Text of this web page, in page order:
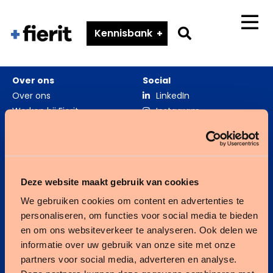
Deze website maakt gebruik van cookies
We gebruiken cookies om content en advertenties te
personaliseren, om functies voor social media te bieden
en om ons websiteverkeer te analyseren. Ook delen we
informatie over uw gebruik van onze site met onze
partners voor social media, adverteren en analyse.
Méér
een
Kennisbank
Go
search
page
Over ons
Over ons
Werken bij Fierit
Social
LinkedIn
Instagram
Fierit gehandicaptenzorg
Kennisbank
Integratie